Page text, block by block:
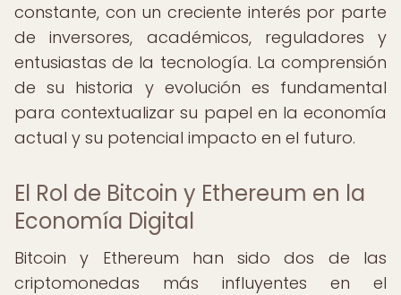
constante, con un creciente interés por parte
de inversores, académicos, reguladores y
entusiastas de la tecnología. La comprensión
de su historia y evolución es fundamental
para contextualizar su papel en la economía
actual y su potencial impacto en el futuro.
El Rol de Bitcoin y Ethereum en la
Economía Digital
Bitcoin y Ethereum han sido dos de las
criptomonedas más influyentes en el